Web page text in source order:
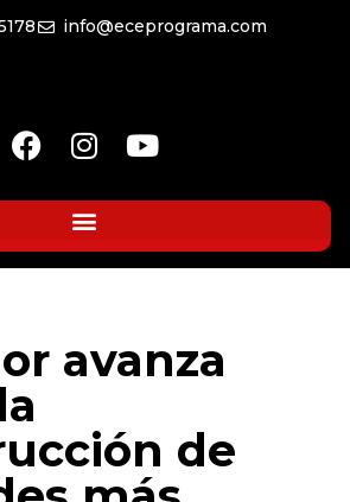
info@eceprograma.com
avanza
de